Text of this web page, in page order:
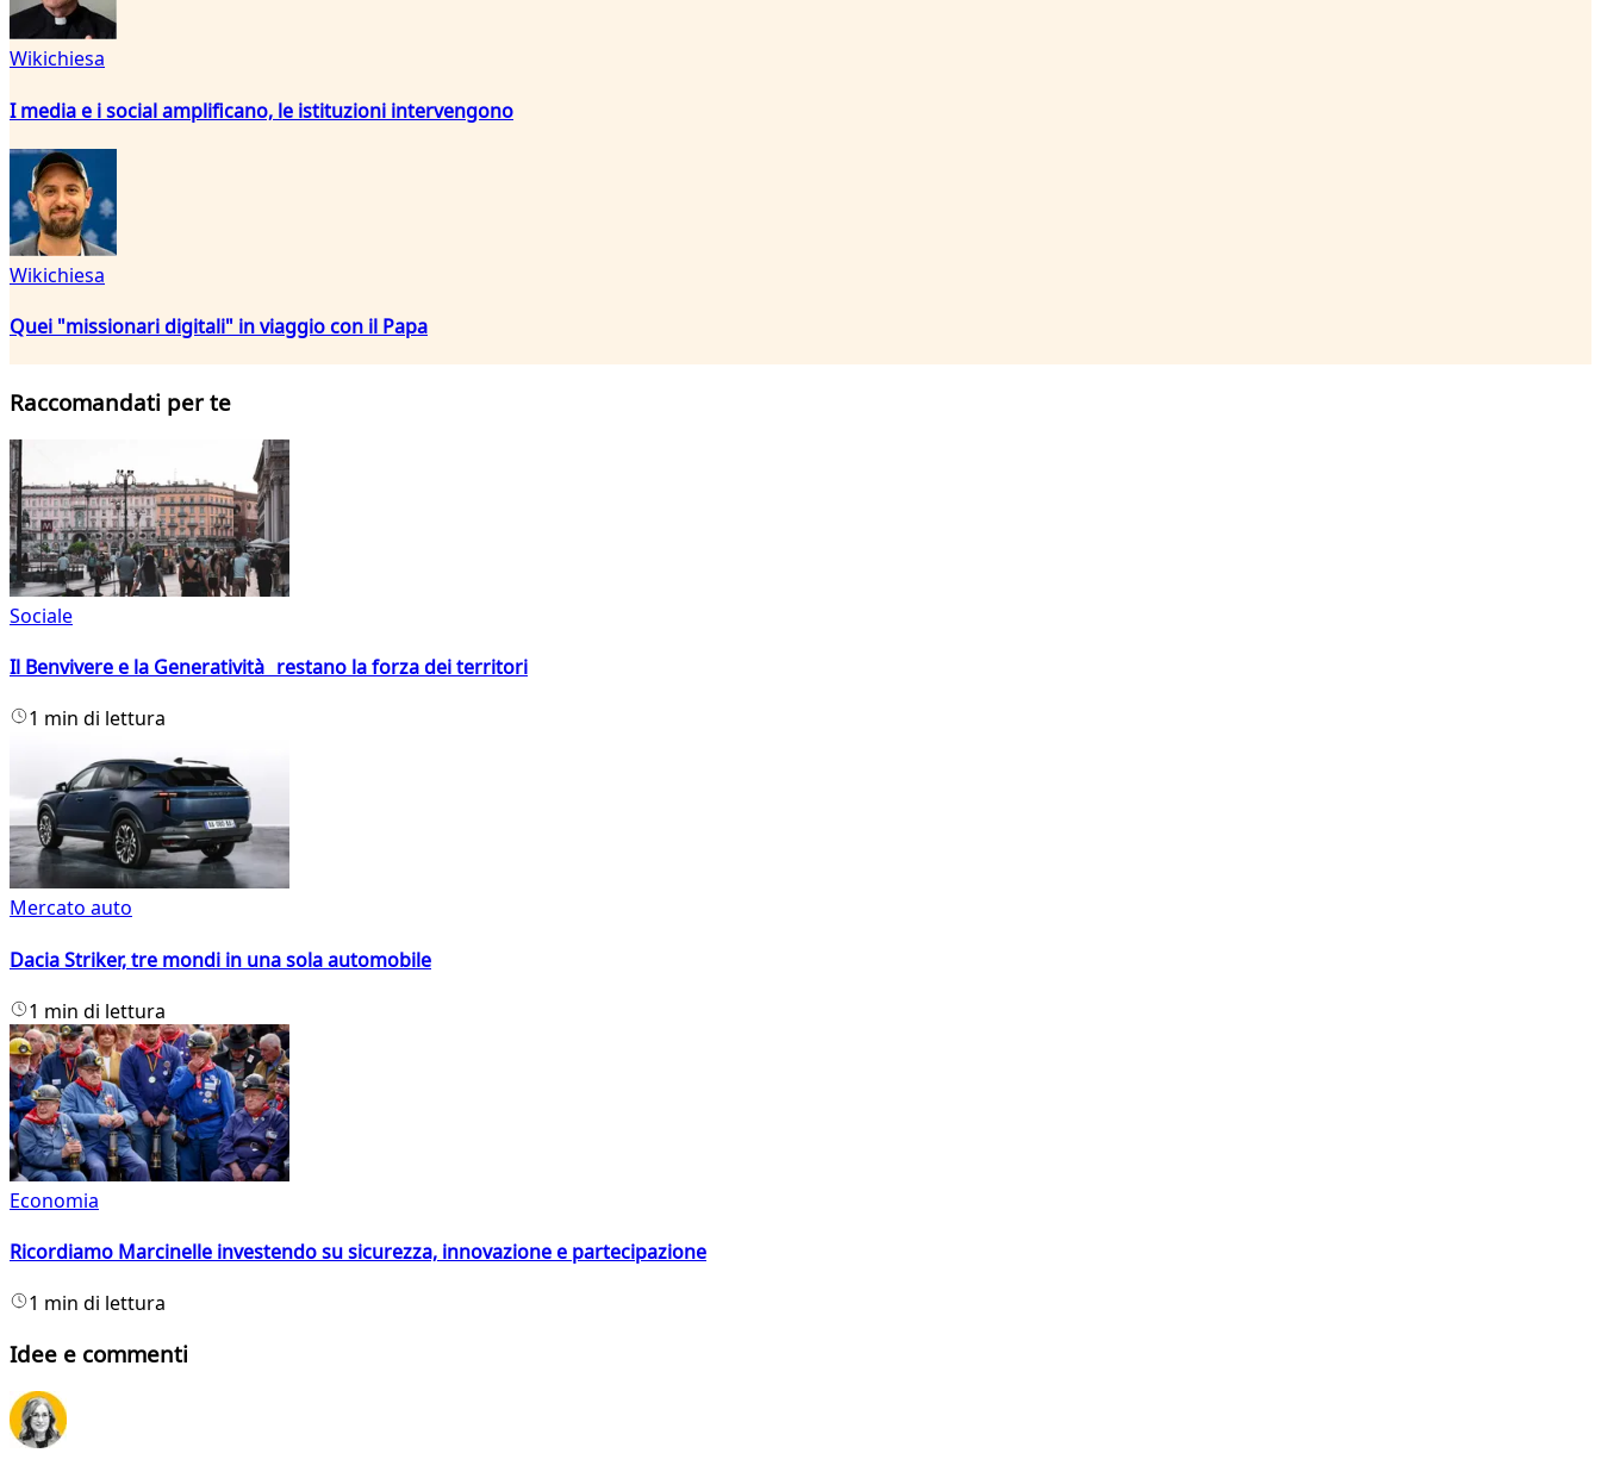
Wikichiesa
I media e i social amplificano, le istituzioni intervengono
Wikichiesa
Quei "missionari digitali" in viaggio con il Papa
Raccomandati per te
Sociale
Il Benvivere e la Generatività restano la forza dei territori
1 min di lettura
Mercato auto
Dacia Striker, tre mondi in una sola automobile
1 min di lettura
Economia
Ricordiamo Marcinelle investendo su sicurezza, innovazione e partecipazione
1 min di lettura
Idee e commenti